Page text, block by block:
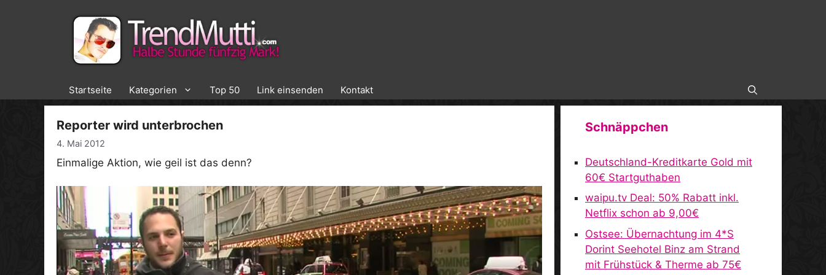
Startseite Kategorien Top 50 Link einsenden Kontakt
Reporter wird unterbrochen
4. Mai 2012
Einmalige Aktion, wie geil ist das denn?
Schnäppchen
Deutschland-Kreditkarte Gold mit
60€ Startguthaben
waipu.tv Deal: 50% Rabatt inkl.
Netflix schon ab 9,00€
Ostsee: Übernachtung im 4*S
Dorint Seehotel Binz am Strand
mit Frühstück & Therme ab 75€